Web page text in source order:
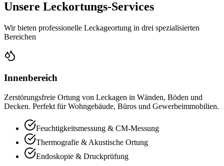
Unsere Leckortungs-Services
Wir bieten professionelle Leckageortung in drei spezialisierten
Bereichen
Innenbereich
Zerstörungsfreie Ortung von Leckagen in Wänden, Böden und
Decken. Perfekt für Wohngebäude, Büros und Gewerbeimmobilien.
Feuchtigkeitsmessung & CM-Messung
Thermografie & Akustische Ortung
Endoskopie & Druckprüfung